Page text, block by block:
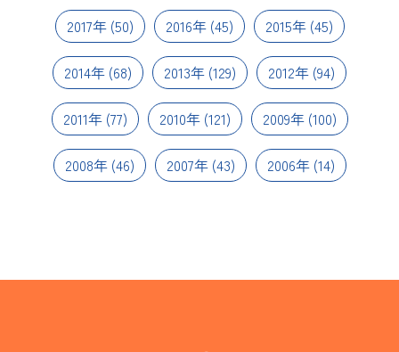
2017年(50) 2016年(45) 2015年(45)
2014年 (68) 2013年 (129) 2012年 (94)
2011年(77) 2010年(121) 2009年(100)
2008年(46) 2007年(43) 2006年(14)